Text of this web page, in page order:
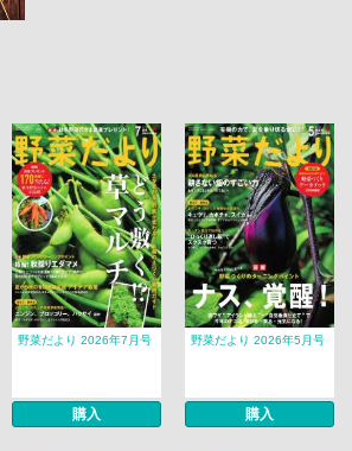
野菜だより 2026年7月号
購入
野菜だより 2026年5月号
購入